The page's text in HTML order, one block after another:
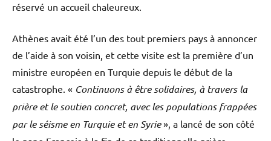
réservé un accueil chaleureux.
Athènes avait été l’un des tout premiers pays à annoncer
de l’aide à son voisin, et cette visite est la première d’un
ministre européen en Turquie depuis le début de la
catastrophe. « Continuons à être solidaires, à travers la
prière et le soutien concret, avec les populations frappées
par le séisme en Turquie et en Syrie», a lancé de son côté